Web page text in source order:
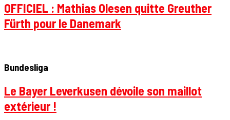
OFFICIEL : Mathias Olesen quitte Greuther
Fürth pour le Danemark
Bundesliga
Le Bayer Leverkusen dévoile son maillot
extérieur !